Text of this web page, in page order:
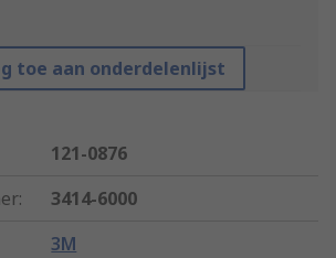
toe aan onderdelenlijst
121-0876
:
3414-6000
3M